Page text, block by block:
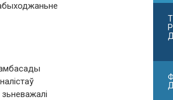
амбасады